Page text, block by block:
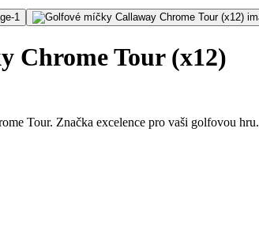
Chrome Tour (x12)
Tour. Značka excelence pro vaši golfovou hru.